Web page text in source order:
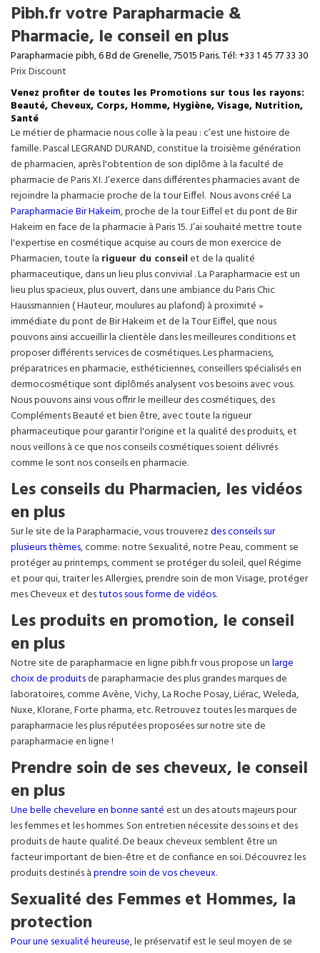
Pibh.fr votre Parapharmacie &
Pharmacie, le conseil en plus
Parapharmacie pibh, 6 Bd de Grenelle, 75015 Paris. Tél: +33 1 45 77 33 30
Prix Discount
Venez profiter de toutes les Promotions sur tous les rayons:
Beauté, Cheveux, Corps, Homme, Hygiène, Visage, Nutrition,
Santé
Le métier de pharmacie nous colle à la peau : c’est une histoire de
famille. Pascal LEGRAND DURAND, constitue la troisième génération
de pharmacien, après l'obtention de son diplôme à la faculté de
pharmacie de Paris XI. J’exerce dans différentes pharmacies avant de
rejoindre la pharmacie proche de la tour Eiffel. Nous avons créé La
Parapharmacie Bir Hakeim, proche de la tourEiffelet du pont de Bir
Hakeim en face de la pharmacie à Paris 15. J’ai souhaité mettre toute
l'expertise en cosmétique acquise au cours de mon exercice de
Pharmacien, toute la rigueur du conseilet de la qualité
pharmaceutique, dans un lieu plus convivial . La Parapharmacie est un
lieu plus spacieux, plus ouvert, dans une ambiance du Paris Chic
Haussmannien ( Hauteur, moulures au plafond) à proximité »
immédiate du pont de Bir Hakeim et de la Tour Eiffel, que nous
pouvons ainsi accueillir la clientèle dans les meilleures conditions et
proposer différents services de cosmétiques. Les pharmaciens,
préparatrices en pharmacie, esthéticiennes, conseillers spécialisés en
dermocosmétique sont diplômés analysent vos besoins avec vous.
Nous pouvons ainsi vous offrir le meilleur des cosmétiques, des
Compléments Beauté et bien être, avec toute la rigueur
pharmaceutique pour garantir l'origine et la qualité des produits, et
nous veillons à ce que nos conseils cosmétiques soient délivrés
comme le sont nos conseils en pharmacie.
Les conseils du Pharmacien, les vidéos
en plus
Sur le site de la Parapharmacie, vous trouverezdes conseils sur
plusieurs thèmes, comme: notre Sexualité, notre Peau, comment se
protéger au printemps, comment se protéger du soleil, quel Régime
et pour qui, traiter les Allergies, prendre soin de mon Visage, protéger
mes Cheveux et destutos sous forme de vidéos.
Les produits en promotion, le conseil
en plus
Notre site de parapharmacie en ligne pibh.fr vous propose unlarge
choix de produitsde parapharmacie des plus grandes marques de
laboratoires, comme Avène, Vichy, La Roche Posay, Liérac, Weleda,
Nuxe, Klorane, Forte pharma, etc. Retrouvez toutes les marques de
parapharmacie les plus réputées proposées sur notre site de
parapharmacie en ligne !
Prendre soin de ses cheveux, le conseil
en plus
Une belle chevelure en bonne santéest un des atouts majeurs pour
les femmes et les hommes. Son entretien nécessite des soins et des
produits de haute qualité. De beaux cheveux semblent être un
facteur important de bien-être et de confiance en soi. Découvrez les
produits destinés àprendre soin de vos cheveux.
Sexualité des Femmes et Hommes, la
protection
Pour une sexualité heureuse, le préservatif est le seul moyen de se